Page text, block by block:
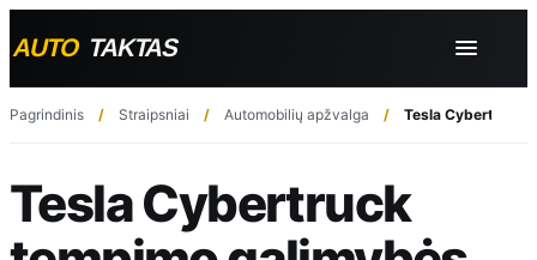
Pagrindinis Straipsniai Automobilių apžvalga Tesla Cybertruck
Tesla Cybertruck